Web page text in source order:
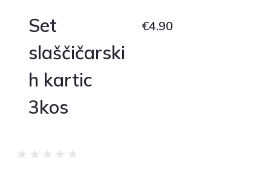
Set
slaščičarski
h kartic
3kos
€4.90
★ ★ ★ ★ ★